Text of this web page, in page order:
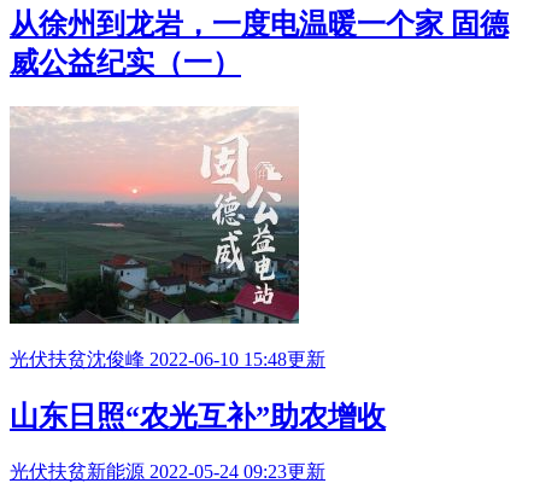
从徐州到龙岩，一度电温暖一个家 固德
威公益纪实（一）
光伏扶贫沈俊峰 2022-06-10 15:48更新
山东日照“农光互补”助农增收
光伏扶贫新能源 2022-05-24 09:23更新